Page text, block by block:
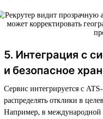
5. Интеграция с
и безопасное
Сервис интегрируется с
распределять отклики в
Например, в международной